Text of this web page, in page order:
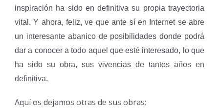
inspiración ha sido en definitiva su propia trayectoria
vital. Y ahora, feliz, ve que ante sí en Internet se abre
un interesante abanico de posibilidades donde podrá
dar a conocer a todo aquel que esté interesado, lo que
ha sido su obra, sus vivencias de tantos años en
definitiva.
Aquí os dejamos otras de sus obras: